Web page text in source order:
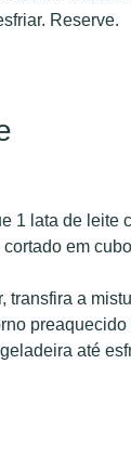
Reserve.
1 lata de leite
em
transfira a
até